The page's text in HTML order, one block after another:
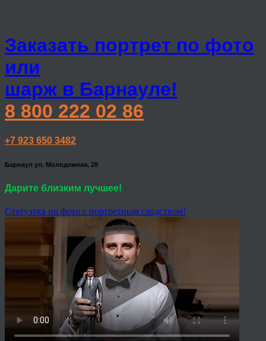
Заказать портрет по фото
или
шарж в Барнауле!
8 800 222 02 86
+7 923 650 3482
Барнаул ул. Молодежная, 28
Дарите близким лучшее!
Статуэтка по фото с портретным сходством!